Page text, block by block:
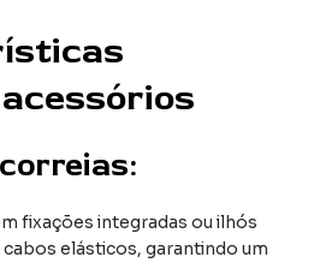
fixações integradas ou ilhós
elásticos, garantindo um